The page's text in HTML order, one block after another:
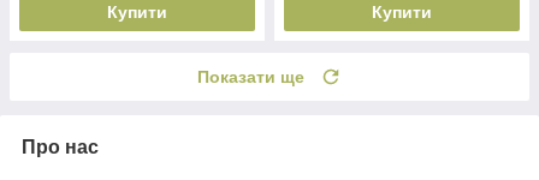
Купити Купити
Показати ще
Про нас